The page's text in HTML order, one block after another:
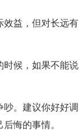
效益，但对长远有
时候，如果不能说
。建议你好好调
悔的事情。